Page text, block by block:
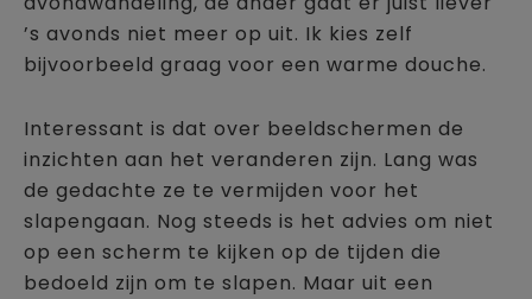
’s avonds niet meer op uit. Ik kies zelf
bijvoorbeeld graag voor een warme douche.
Interessant is dat over beeldschermen de
inzichten aan het veranderen zijn. Lang was
de gedachte ze te vermijden voor het
slapengaan. Nog steeds is het advies om niet
op een scherm te kijken op de tijden die
bedoeld zijn om te slapen. Maar uit een